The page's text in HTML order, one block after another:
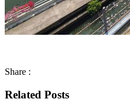
Share :
Related Posts